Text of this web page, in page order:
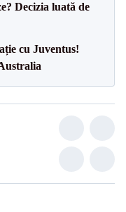
Decizia luată de
cu Juventus!